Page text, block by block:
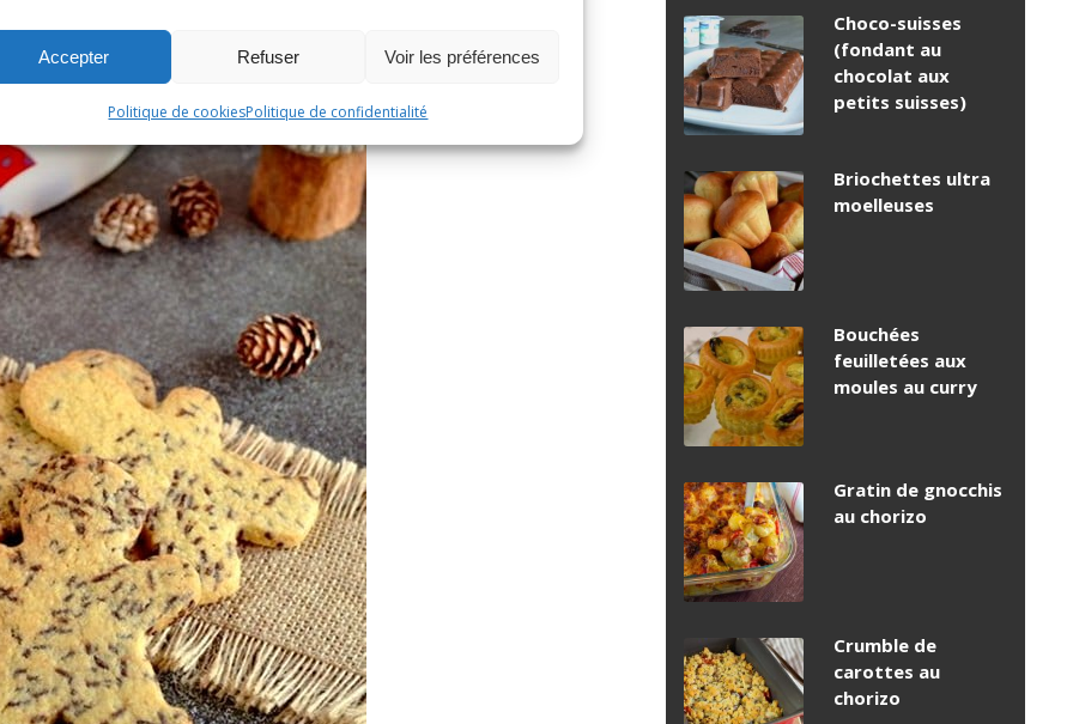
Accepter Refuser Voir les préférences
Politique de cookiesPolitique de confidentialité
Choco-suisses
(fondant au
chocolat aux
petits suisses)
Briochettes ultra
moelleuses
Bouchées
feuilletées aux
moules au curry
Gratin de gnocchis
au chorizo
Crumble de
carottes au
chorizo